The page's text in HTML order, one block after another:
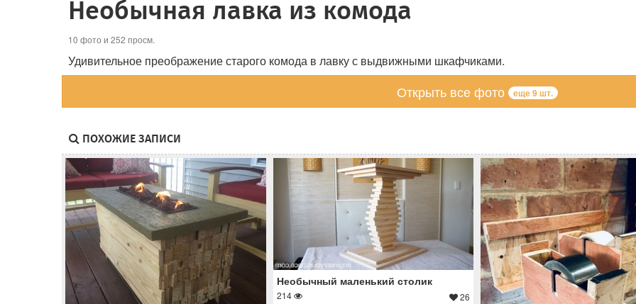
Необычная лавка из комода
10 фото и 252 просм.
Удивительное преображение старого комода в лавку с выдвижными шкафчиками.
Открыть все фото еще 9 шт.
ПОХОЖИЕ ЗАПИСИ
Необычный маленький столик
214 26